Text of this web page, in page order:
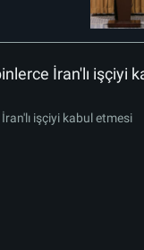
İran'lı işçiyi
işçiyi kabul etmesi